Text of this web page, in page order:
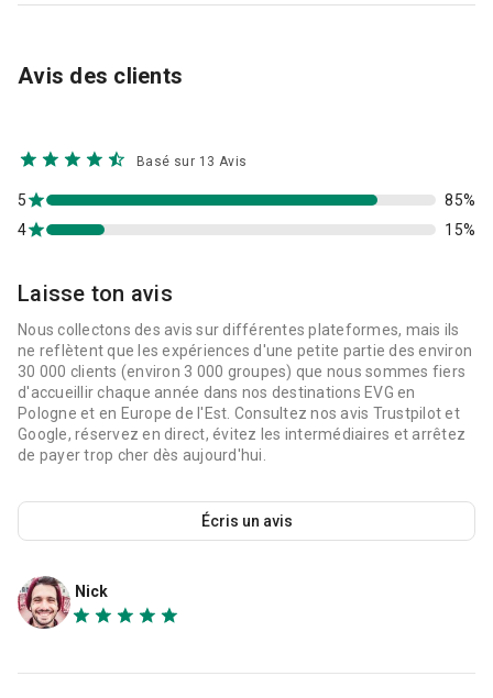
Avis des clients
Basé sur 13 Avis
4 15%
5 85%
Laisse ton avis
Nous collectons des avis sur différentes plateformes, mais ils
ne reflètent que les expériences d'une petite partie des environ
30 000 clients (environ 3 000 groupes) que nous sommes fiers
d'accueillir chaque année dans nos destinations EVG en
Pologne et en Europe de l'Est. Consultez nos avis Trustpilot et
Google, réservez en direct, évitez les intermédiaires et arrêtez
de payer trop cher dès aujourd'hui.
Écris un avis
Nick